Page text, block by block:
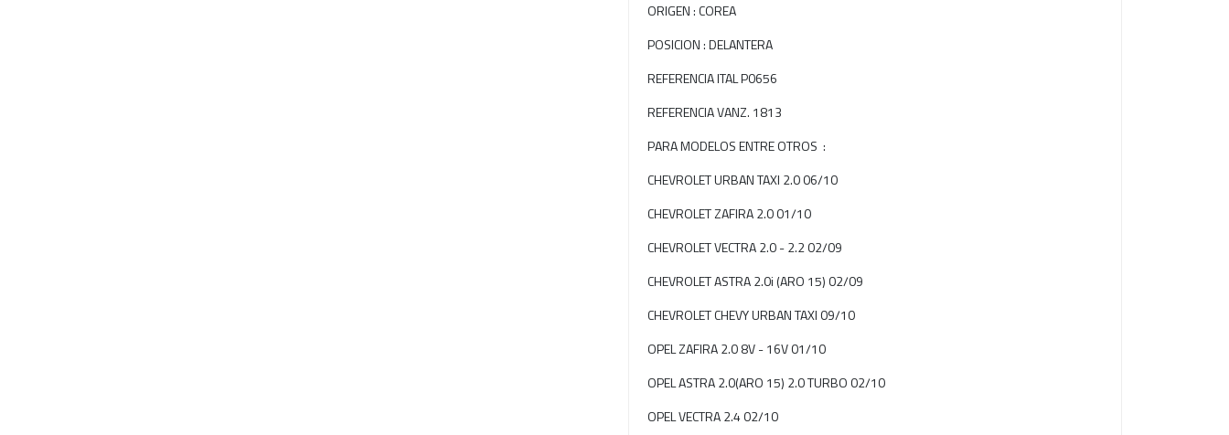
ORIGEN : COREA
POSICION : DELANTERA
REFERENCIA ITAL P0656
REFERENCIA VANZ. 1813
PARA MODELOS ENTRE OTROS :
CHEVROLET URBAN TAXI 2.0 06/10
CHEVROLET ZAFIRA 2.0 01/10
CHEVROLET VECTRA 2.0 - 2.2 02/09
CHEVROLET ASTRA 2.0i (ARO 15) 02/09
CHEVROLET CHEVY URBAN TAXI 09/10
OPEL ZAFIRA 2.0 8V - 16V 01/10
OPEL ASTRA 2.0(ARO 15) 2.0 TURBO 02/10
OPEL VECTRA 2.4 02/10